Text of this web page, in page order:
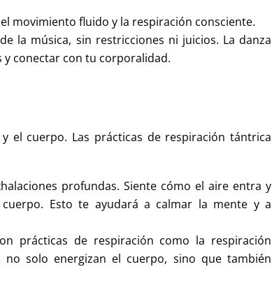
movimiento fluido y la respiración consciente.
la música, sin restricciones ni juicios. La danza
y conectar con tu corporalidad.
el cuerpo. Las prácticas de respiración tántrica
profundas. Siente cómo el aire entra y
Esto te ayudará a calmar la mente y a
prácticas de respiración como la respiración
solo energizan el cuerpo, sino que también